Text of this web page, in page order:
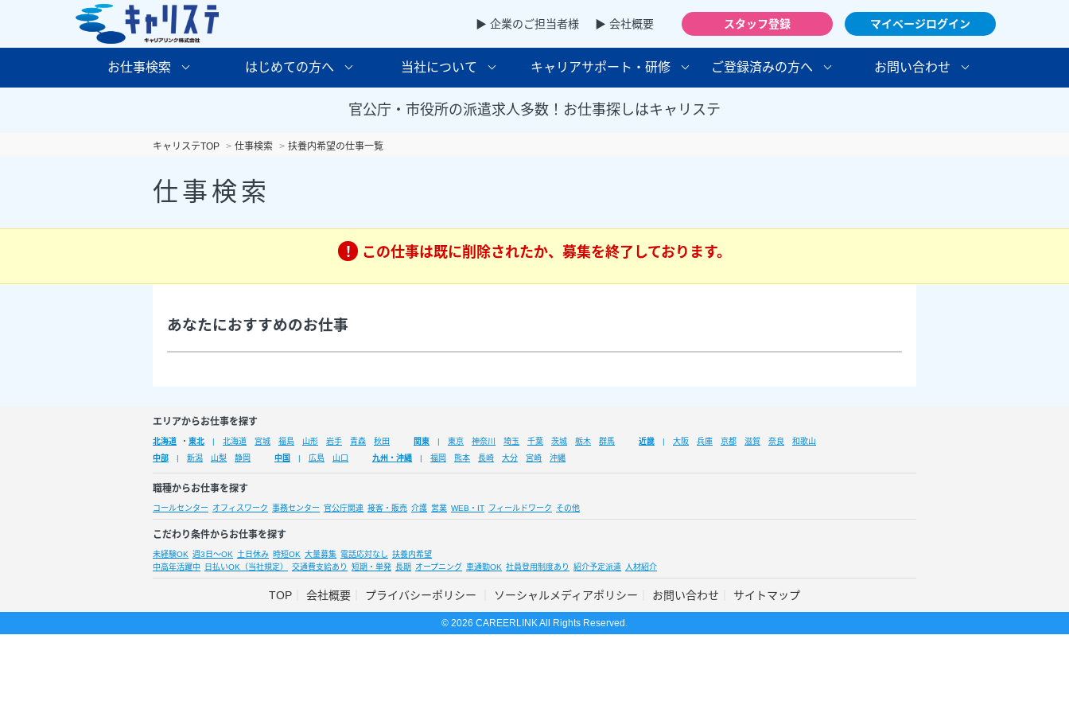
▶ 企業のご担当者様 ▶ 会社概要 スタッフ登録 マイページログイン
お仕事検索 はじめての方へ 当社について キャリアサポート・研修 ご登録済みの方へ お問い合わせ
官公庁・市役所の派遣求人多数！お仕事探しはキャリステ
キャリステTOP 仕事検索 扶養内希望の仕事一覧
仕事検索
この仕事は既に削除されたか、募集を終了しております。
あなたにおすすめのお仕事
エリアからお仕事を探す
北海道 ・ 東北 北海道 宮城 福島 山形 岩手 青森 秋田 関東 東京 神奈川 埼玉 千葉 茨城 栃木 群馬 近畿 大阪 兵庫 京都 滋賀 奈良
和歌山
中部
新潟 山梨 静岡 中国 広島 山口 九州・沖縄 福岡 熊本 長崎 大分 宮崎 沖縄
職種からお仕事を探す
コールセンター オフィスワーク 事務センター 官公庁関連 接客・販売 介護 営業 WEB・IT フィールドワーク その他
こだわり条件からお仕事を探す
未経験OK 週3日～OK 土日休み 時短OK 大量募集 電話応対なし 扶養内希望
中高年活躍中
日払いOK（当社規定） 交通費支給あり 短期・単発 長期 オープニング 車通勤OK 社員登用制度あり 紹介予定派遣 人材紹介
TOP 会社概要 プライバシーポリシー ソーシャルメディアポリシー お問い合わせ サイトマップ
© 2026 CAREERLINK All Rights Reserved.